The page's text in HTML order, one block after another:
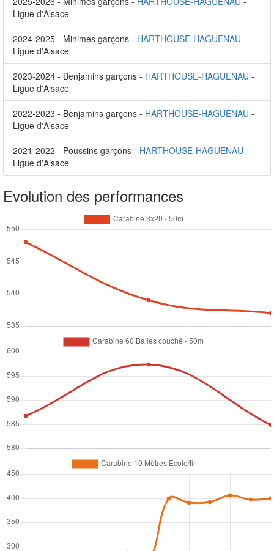
Ligue d'Alsace
2024-2025 - Minimes garçons - HARTHOUSE-HAGUENAU -
Ligue d'Alsace
2023-2024 - Benjamins garçons - HARTHOUSE-HAGUENAU -
Ligue d'Alsace
2022-2023 - Benjamins garçons - HARTHOUSE-HAGUENAU -
Ligue d'Alsace
2021-2022 - Poussins garçons - HARTHOUSE-HAGUENAU -
Ligue d'Alsace
Evolution des performances